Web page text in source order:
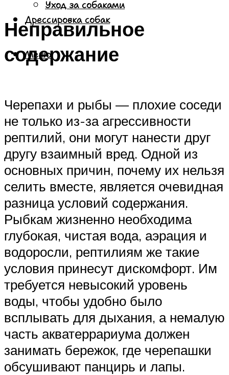
Уход за собаками
Дрессировка собак
Меню
Неправильное
содержание
Черепахи и рыбы — плохие соседи
не только из-за агрессивности
рептилий, они могут нанести друг
другу взаимный вред. Одной из
основных причин, почему их нельзя
селить вместе, является очевидная
разница условий содержания.
Рыбкам жизненно необходима
глубокая, чистая вода, аэрация и
водоросли, рептилиям же такие
условия принесут дискомфорт. Им
требуется невысокий уровень
воды, чтобы удобно было
всплывать для дыхания, а немалую
часть акватеррариума должен
занимать бережок, где черепашки
обсушивают панцирь и лапы.